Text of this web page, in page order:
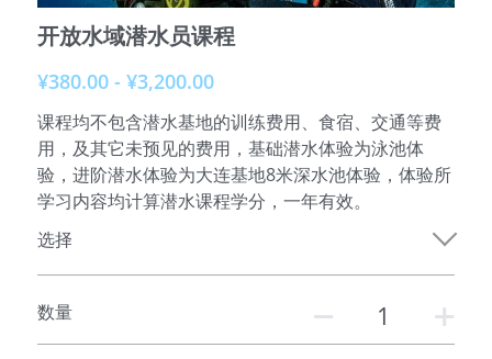
会员专区
参加课程
俱乐部介绍
服务伙伴
特别推荐
开放水域潜水员课程
¥380.00 - ¥3,200.00
课程均不包含潜水基地的训练费用、食宿、交通等费
用，及其它未预见的费用，基础潜水体验为泳池体
验，进阶潜水体验为大连基地8米深水池体验，体验所
学习内容均计算潜水课程学分，一年有效。
选择
数量